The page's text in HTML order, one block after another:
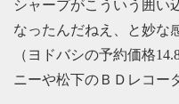
シャープがこういう囲い
なったんだねえ、と妙な
（ヨドバシの予約価格
ニーや松下のＢＤレコー